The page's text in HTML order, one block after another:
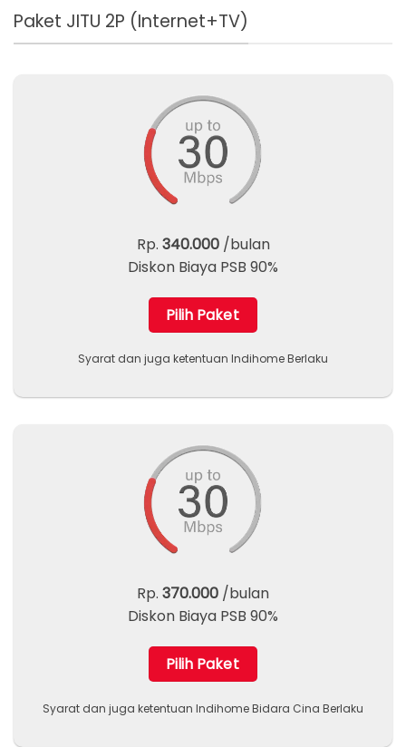
Paket JITU 2P (Internet+TV)
Rp. 340.000/bulan
Diskon Biaya PSB 90%
Pilih Paket
Syarat dan juga ketentuan Indihome Berlaku
Rp. 370.000 /bulan
Diskon Biaya PSB 90%
Pilih Paket
Syarat dan juga ketentuan Indihome Bidara Cina Berlaku